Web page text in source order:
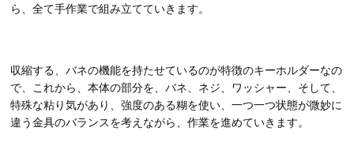
ら、全て手作業で組み立てていきます。
収縮する、バネの機能を持たせているのが特徴のキーホルダーなの
で、これから、本体の部分を、バネ、ネジ、ワッシャー、そして、
特殊な粘り気があり、強度のある糊を使い、一つ一つ状態が微妙に
違う金具のバランスを考えながら、作業を進めていきます。